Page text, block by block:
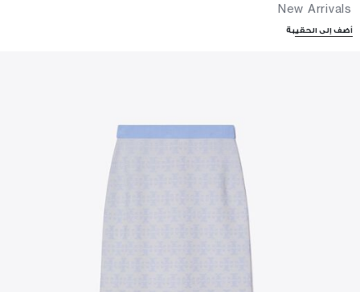
New Arrivals
أضف إلى الحقيبة